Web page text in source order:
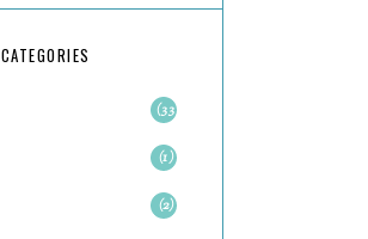
CATEGORIES
33
1
2